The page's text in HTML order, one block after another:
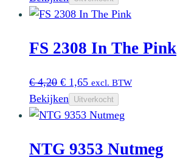
was:
is:
FS 2308 In The Pink
€4,20 Oorspronkelijke
prijs
was:
€ 1,65Huidige
prijs
is:
excl. BTW
Bekijken Uitverkocht
NTG 9353 Nutmeg